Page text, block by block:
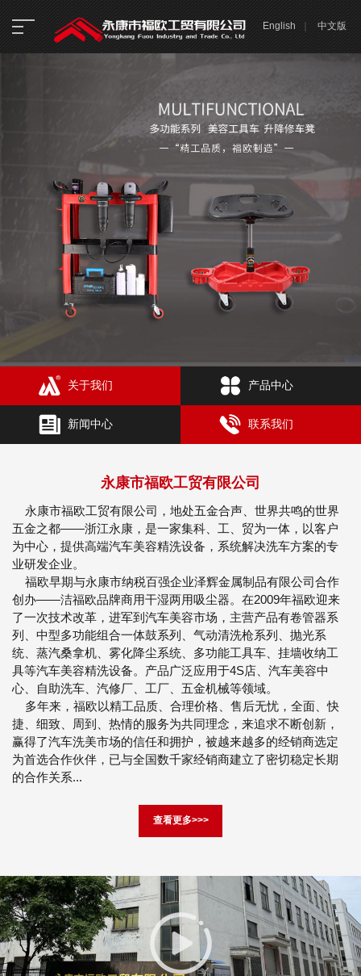
English 中文版
关于我们 产品中心
新闻中心 联系我们
永康市福欧工贸有限公司
永康市福欧工贸有限公司，地处五金合声、世界共鸣的世界
五金之都——浙江永康，是一家集科、工、贸为一体，以客户
为中心，提供高端汽车美容精洗设备，系统解决洗车方案的专
业研发企业。
福欧早期与永康市纳税百强企业泽辉金属制品有限公司合作
创办——洁福欧品牌商用干湿两用吸尘器。在2009年福欧迎来
了一次技术改革，进军到汽车美容市场，主营产品有卷管器系
列、中型多功能组合一体鼓系列、气动清洗枪系列、抛光系
统、蒸汽桑拿机、雾化降尘系统、多功能工具车、挂墙收纳工
具等汽车美容精洗设备。产品广泛应用于4S店、汽车美容中
心、自助洗车、汽修厂、工厂、五金机械等领域。
多年来，福欧以精工品质、合理价格、售后无忧，全面、快
捷、细致、周到、热情的服务为共同理念，来追求不断创新，
赢得了汽车洗美市场的信任和拥护，被越来越多的经销商选定
为首选合作伙伴，已与全国数千家经销商建立了密切稳定长期
的合作关系...
查看更多>>>